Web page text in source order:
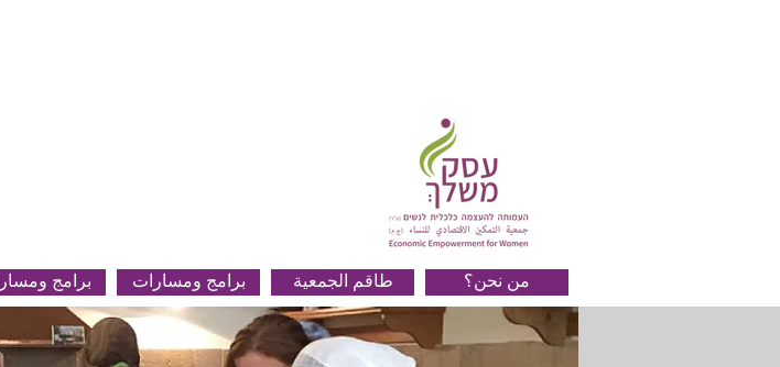
برامج برامج ومسارات طاقم الجمعية من نحن؟